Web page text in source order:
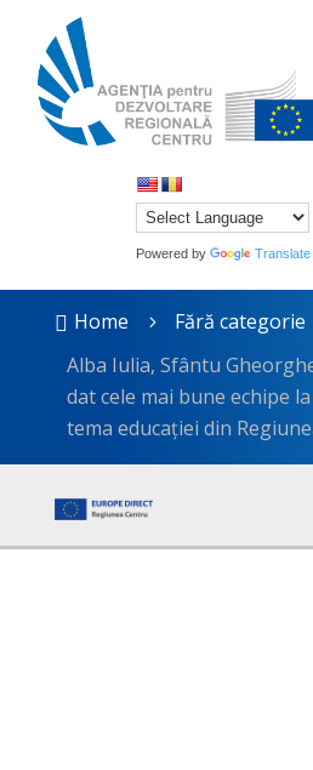
Powered by Translate
 Home 5 Fără categorie
Alba Iulia, Sfântu
dat cele mai bune echipe
tema educației din